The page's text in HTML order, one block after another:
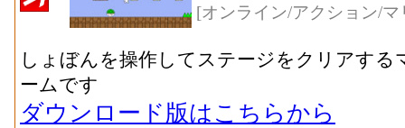
[オンライン/アクション/マ
しょぼんを操作してステージをクリアす
ームです
ダウンロード版はこちらから